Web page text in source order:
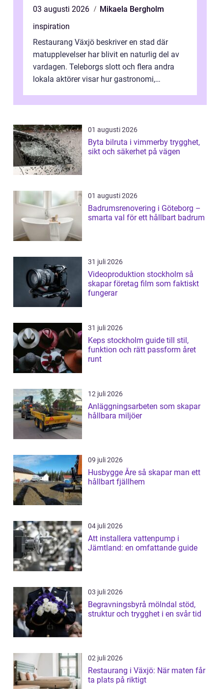
03 augusti 2026
Mikaela Bergholm
inspiration
Restaurang Växjö beskriver en stad där
matupplevelser har blivit en naturlig del av
vardagen. Teleborgs slott och flera andra
lokala aktörer visar hur gastronomi,
01 augusti 2026
Byta bilruta i vimmerby trygghet,
sikt och säkerhet på vägen
01 augusti 2026
Badrumsrenovering i Göteborg –
smarta val för ett hållbart badrum
31 juli 2026
Videoproduktion stockholm så
skapar företag film som faktiskt
fungerar
31 juli 2026
Keps stockholm guide till stil,
funktion och rätt passform året
runt
12 juli 2026
Anläggningsarbeten som skapar
hållbara miljöer
09 juli 2026
Husbygge Åre så skapar man ett
hållbart fjällhem
04 juli 2026
Att installera vattenpump i
Jämtland: en omfattande guide
03 juli 2026
Begravningsbyrå mölndal stöd,
struktur och trygghet i en svår tid
02 juli 2026
Restaurang i Växjö: När maten får
ta plats på riktigt